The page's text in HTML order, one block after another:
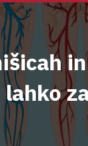
lahko